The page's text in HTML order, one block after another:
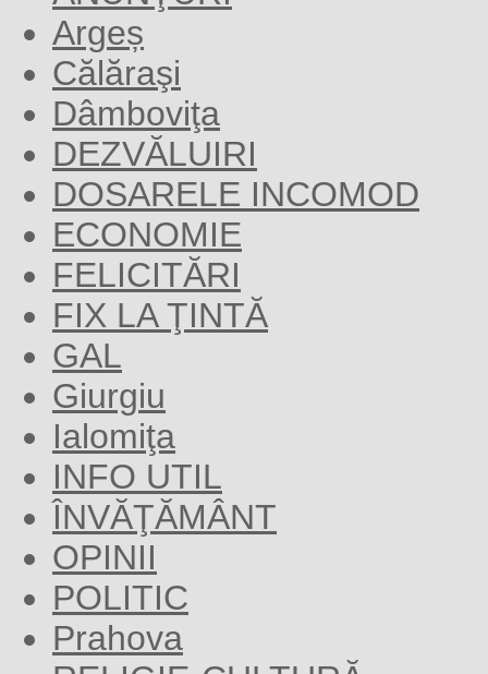
Argeș
Călăraşi
Dâmboviţa
DEZVĂLUIRI
DOSARELE INCOMOD
ECONOMIE
FELICITĂRI
FIX LA ŢINTĂ
GAL
Giurgiu
Ialomiţa
INFO UTIL
ÎNVĂŢĂMÂNT
OPINII
POLITIC
Prahova